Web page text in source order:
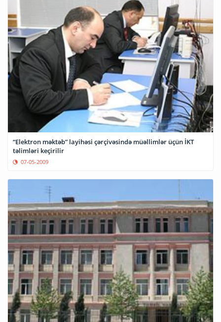
“Elektron məktəb” layihəsi çərçivəsində müəllimlər üçün İKT
təlimləri keçirilir
07-05-2009